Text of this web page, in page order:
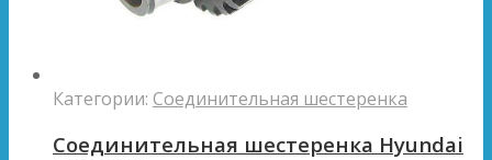
Категории: Соединительная шестеренка
Соединительная шестеренка Hyundai